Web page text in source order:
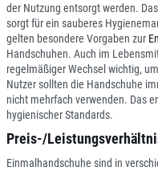
der Nutzung entsorgt werden.
sorgt für ein sauberes
gelten besondere Vorgaben zur
Handschuhen. Auch im
regelmäßiger Wechsel wichtig,
Nutzer sollten die Handschuhe
nicht mehrfach verwenden. Das
hygienischer Standards.
Preis-/
Einmalhandschuhe sind in